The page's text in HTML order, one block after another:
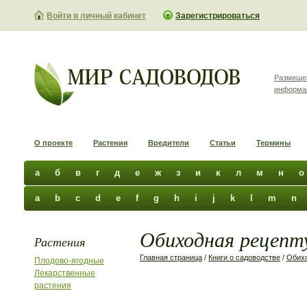
Войти в личный кабинет Зарегистрироваться
О проекте Растения Вредители Статьи Термины
а б в г д е ж з и к л м н о
a b c d e f g h i j k m n
Растения
Плодово-ягодные
Лекарственные
растения
Обиходная
Главная страница / Книги о садоводстве /